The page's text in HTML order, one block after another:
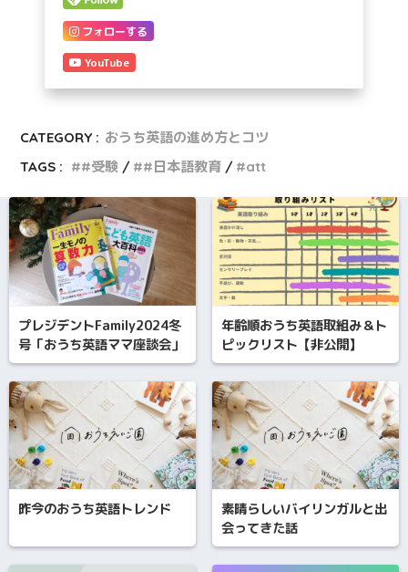
フォローする
YouTube
CATEGORY : おうち英語の進め方とコツ
TAGS :
#受験 #日本語教育 att
プレジデントFamily2024冬
号「おうち英語ママ座談会」
年齢順おうち英語取組み＆ト
ピックリスト【非公開】
昨今のおうち英語トレンド
素晴らしいバイリンガルと出
会ってきた話